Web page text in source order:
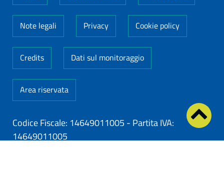
Note legali Privacy Cookie policy
Credits Dati sul monitoraggio
Area riservata
Codice Fiscale: 14649011005 - Partita IVA:
14649011005